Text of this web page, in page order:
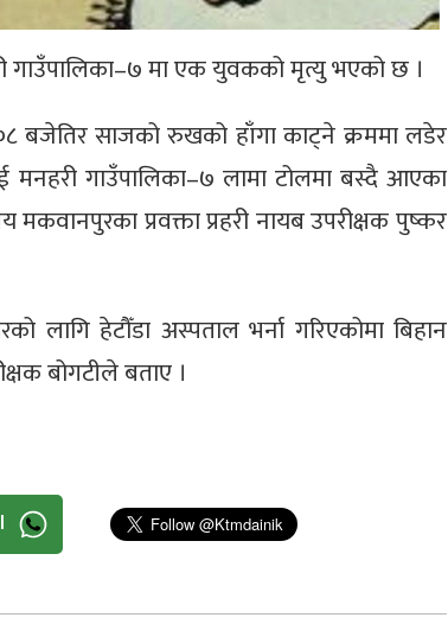
मा एक युवकको मृत्यु भएको छ ।
बजेतिर साजको रुखको हाँगा काट्ने क्रममा लडेर
मनहरी गाउँपालिका–७ लामा टोलमा बस्दै आएका
मकवानपुरका प्रवक्ता प्रहरी नायब उपरीक्षक पुष्कर
लागि हेटौँडा अस्पताल भर्ना गरिएकोमा बिहान
बोगटीले बताए ।